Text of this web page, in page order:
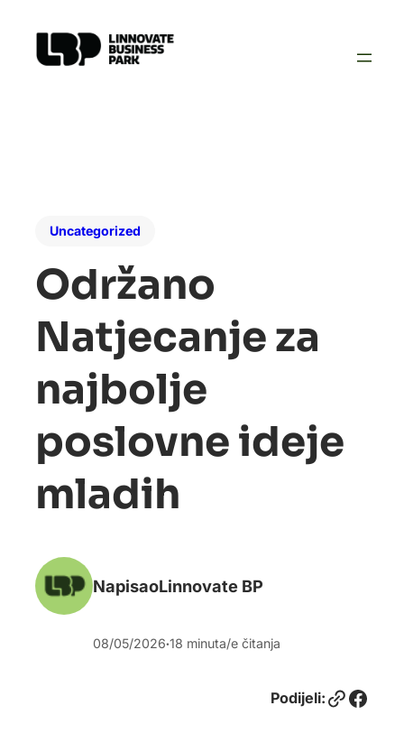
Uncategorized
Održano
Natjecanje za
najbolje
poslovne ideje
mladih
NapisaoLinnovate BP
08/05/2026•18 minuta/e čitanja
Podijeli:Link Facebook